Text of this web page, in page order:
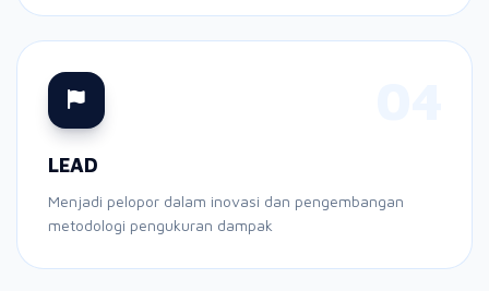
LEAD
Menjadi pelopor dalam inovasi dan pengembangan
metodologi pengukuran dampak